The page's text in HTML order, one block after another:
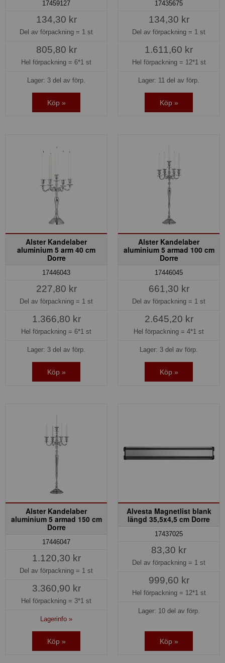
17459127
134,30 kr
Del av förpackning = 1 st
805,80 kr
Hel förpackning = 6*1 st
Lager: 3 del av förp.
Köp »
17435675
134,30 kr
Del av förpackning = 1 st
1.611,60 kr
Hel förpackning = 12*1 st
Lager: 11 del av förp.
Köp »
Alster Kandelaber
aluminium 5 arm 40 cm
Dorre
17446043
227,80 kr
Del av förpackning = 1 st
1.366,80 kr
Hel förpackning = 6*1 st
Lager: 3 del av förp.
Köp »
Alster Kandelaber
aluminium 5 armad 100 cm
Dorre
17446045
661,30 kr
Del av förpackning = 1 st
2.645,20 kr
Hel förpackning = 4*1 st
Lager: 3 del av förp.
Köp »
Alster Kandelaber
aluminium 5 armad 150 cm
Dorre
17446047
1.120,30 kr
Del av förpackning = 1 st
3.360,90 kr
Hel förpackning = 3*1 st
Lagerinfo »
Köp »
Alvesta Magnetlist blank
längd 35,5x4,5 cm Dorre
17437025
83,30 kr
Del av förpackning = 1 st
999,60 kr
Hel förpackning = 12*1 st
Lager: 10 del av förp.
Köp »